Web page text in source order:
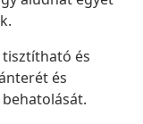
és
és